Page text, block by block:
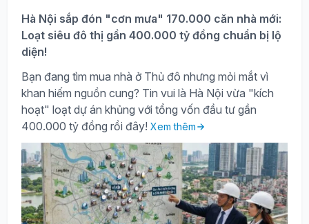
Hà Nội sắp đón "cơn mưa" 170.000 căn nhà mới:
Loạt siêu đô thị gần 400.000 tỷ đồng chuẩn bị lộ
diện!
Bạn đang tìm mua nhà ở Thủ đô nhưng mỏi mắt vì
khan hiếm nguồn cung? Tin vui là Hà Nội vừa "kích
hoạt" loạt dự án khủng với tổng vốn đầu tư gần
400.000 tỷ đồng rồi đây! Xem thêm